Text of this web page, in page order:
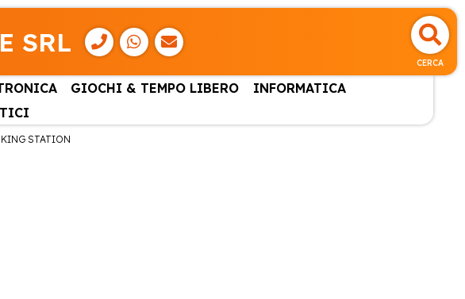
SRL
CERCA
GIOCHI & TEMPO LIBERO
INFORMATICA
STATION